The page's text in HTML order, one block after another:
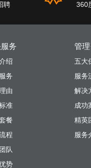
聘 360
务
绍
务
由
准
餐
程
队
势
管
五大
服务
解决
成功
精英
服务